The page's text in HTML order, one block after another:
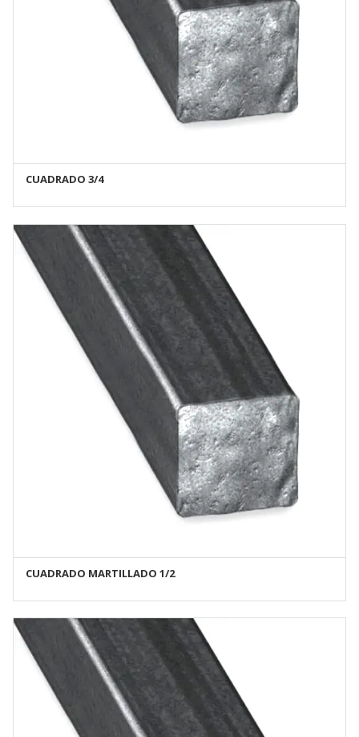
CUADRADO 3/4
AÑADIR AL CARRITO
CUADRADO MARTILLADO 1/2